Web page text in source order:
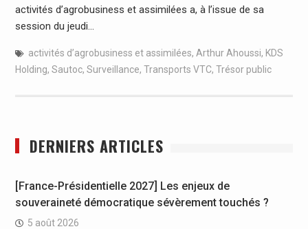
activités d’agrobusiness et assimilées a, à l’issue de sa
session du jeudi…
activités d’agrobusiness et assimilées, Arthur Ahoussi, KDS
Holding, Sautoc, Surveillance, Transports VTC, Trésor public
DERNIERS ARTICLES
[France-Présidentielle 2027] Les enjeux de
souveraineté démocratique sévèrement touchés ?
5 août 2026